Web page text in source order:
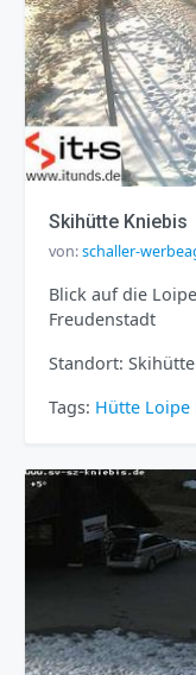
Skihütte Kniebis
von:schaller-
Blick auf die
Freudenstadt
Standort:
Tags: Hütte Loipe